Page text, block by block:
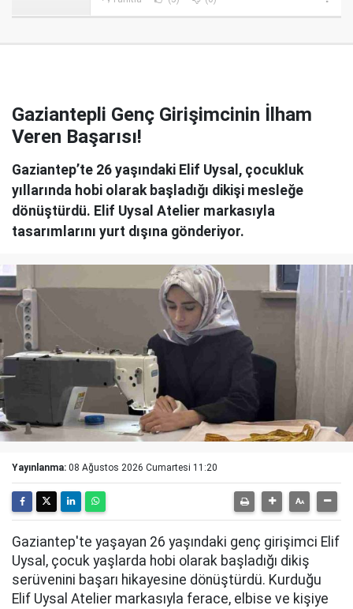
Gaziantepli Genç Girişimcinin İlham
Veren Başarısı!
Gaziantep’te 26 yaşındaki Elif Uysal, çocukluk
yıllarında hobi olarak başladığı dikişi mesleğe
dönüştürdü. Elif Uysal Atelier markasıyla
tasarımlarını yurt dışına gönderiyor.
Yayınlanma: 08 Ağustos 2026 Cumartesi 11:20
Gaziantep'te yaşayan 26 yaşındaki genç girişimci Elif
Uysal, çocuk yaşlarda hobi olarak başladığı dikiş
serüvenini başarı hikayesine dönüştürdü. Kurduğu
Elif Uysal Atelier markasıyla ferace, elbise ve kişiye